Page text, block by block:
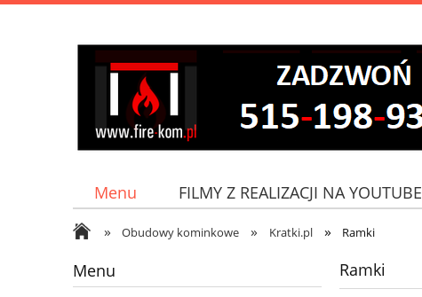
Menu FILMY Z REALIZACJI NA YOUTUBE
Jak do nas dojechać?
» Obudowy kominkowe » Kratki.pl » Ramki
Menu Ramki